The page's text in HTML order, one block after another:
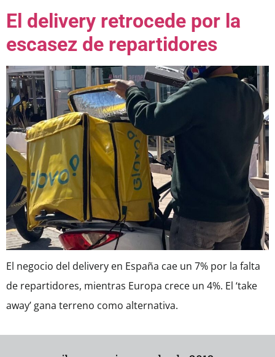
El delivery retrocede por la
escasez de repartidores
El negocio del delivery en España cae un 7% por la falta
de repartidores, mientras Europa crece un 4%. El ‘take
away’ gana terreno como alternativa.